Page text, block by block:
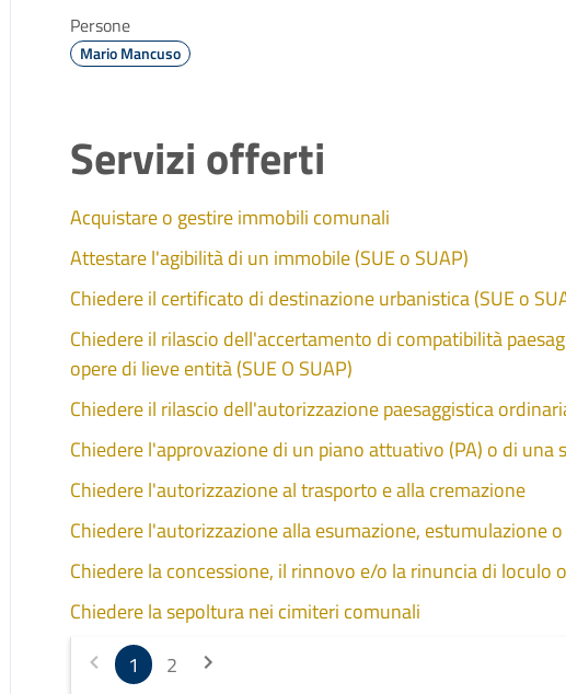
Persone
Mario Mancuso
Servizi offerti
Acquistare o gestire immobili comunali
Attestare l'agibilità di un immobile (SUE o SUAP)
Chiedere il certificato di destinazione urbanistica (SUE o
Chiedere il rilascio dell'accertamento di compatibilità
opere di lieve entità (SUE O SUAP)
Chiedere il rilascio dell'autorizzazione paesaggistica
Chiedere l'approvazione di un piano attuativo (PA) o di una
Chiedere l'autorizzazione al trasporto e alla cremazione
Chiedere l'autorizzazione alla esumazione, estumulazione
Chiedere la concessione, il rinnovo e/o la rinuncia di loculo
Chiedere la sepoltura nei cimiteri comunali
1
2